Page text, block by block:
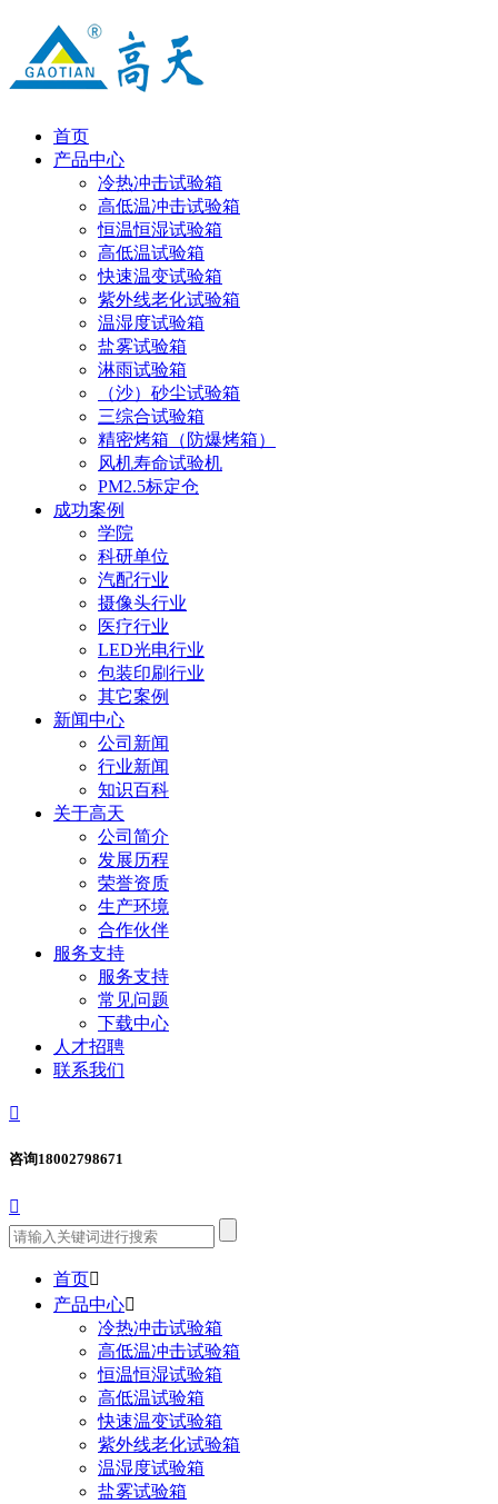
首页
产品中心
冷热冲击试验箱
高低温冲击试验箱
恒温恒湿试验箱
高低温试验箱
快速温变试验箱
紫外线老化试验箱
温湿度试验箱
盐雾试验箱
淋雨试验箱
（沙）砂尘试验箱
三综合试验箱
精密烤箱（防爆烤箱）
风机寿命试验机
PM2.5标定仓
成功案例
学院
科研单位
汽配行业
摄像头行业
医疗行业
LED光电行业
包装印刷行业
其它案例
新闻中心
公司新闻
行业新闻
知识百科
关于高天
公司简介
发展历程
荣誉资质
生产环境
合作伙伴
服务支持
服务支持
常见问题
下载中心
人才招聘
联系我们

咨询18002798671

首页
产品中心
冷热冲击试验箱
高低温冲击试验箱
恒温恒湿试验箱
高低温试验箱
快速温变试验箱
紫外线老化试验箱
温湿度试验箱
盐雾试验箱